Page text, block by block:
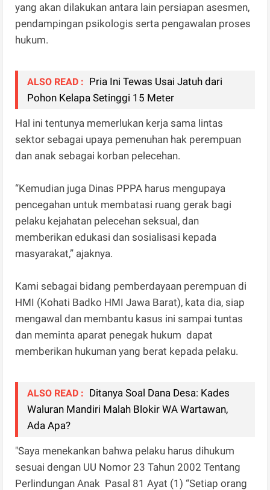
yang akan dilakukan antara lain persiapan asesmen,
pendampingan psikologis serta pengawalan proses
hukum.
ALSO READ : Pria Ini Tewas Usai Jatuh dari
Pohon Kelapa Setinggi 15 Meter
Hal ini tentunya memerlukan kerja sama lintas
sektor sebagai upaya pemenuhan hak perempuan
dan anak sebagai korban pelecehan.
“Kemudian juga Dinas PPPA harus mengupaya
pencegahan untuk membatasi ruang gerak bagi
pelaku kejahatan pelecehan seksual, dan
memberikan edukasi dan sosialisasi kepada
masyarakat,” ajaknya.
Kami sebagai bidang pemberdayaan perempuan di
HMI (Kohati Badko HMI Jawa Barat), kata dia, siap
mengawal dan membantu kasus ini sampai tuntas
dan meminta aparat penegak hukum dapat
memberikan hukuman yang berat kepada pelaku.
ALSO READ : Ditanya Soal Dana Desa: Kades
Waluran Mandiri Malah Blokir WA Wartawan,
Ada Apa?
"Saya menekankan bahwa pelaku harus dihukum
sesuai dengan UU Nomor 23 Tahun 2002 Tentang
Perlindungan Anak Pasal 81 Ayat (1) “Setiap orang